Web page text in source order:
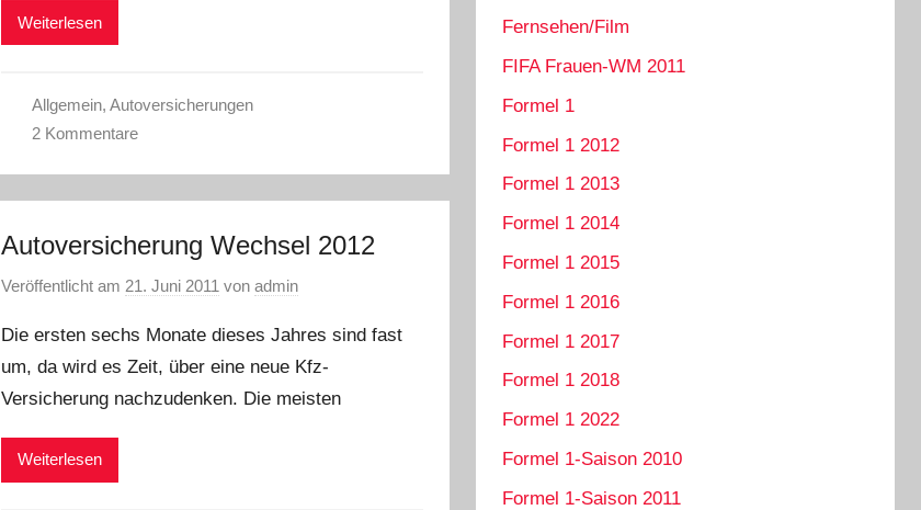
Weiterlesen
Allgemein, Autoversicherungen
2 Kommentare
Autoversicherung Wechsel 2012
Veröffentlicht am 21. Juni 2011 vonadmin
Die ersten sechs Monate dieses Jahres sind fast
um, da wird es Zeit, über eine neue Kfz-
Versicherung nachzudenken. Die meisten
Weiterlesen
Fernsehen/Film
FIFA Frauen-WM 2011
Formel 1
Formel 1 2012
Formel 1 2013
Formel 1 2014
Formel 1 2015
Formel 1 2016
Formel 1 2017
Formel 1 2018
Formel 1 2022
Formel 1-Saison 2010
Formel 1-Saison 2011